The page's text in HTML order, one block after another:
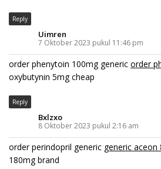
Reply
Uimren
7 Oktober 2023 pukul 11:46 pm
order phenytoin 100mg generic order
oxybutynin 5mg cheap
Reply
Bxlzxo
8 Oktober 2023 pukul 2:16 am
order perindopril generic generic aceon
180mg brand